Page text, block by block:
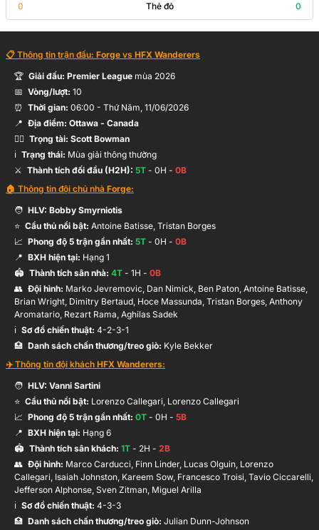
64’
B.Wright 58’
B.Wright 57’
M.Bourgeois
M.Jevremovic
46’
0 Thẻ đỏ 0
📋 Thông tin trận đấu: Forge vs HFX Wanderers
🏆 Giải đấu: Premier League mùa 2026
📅 Vòng/lượt: 10
⏰ Thời gian: 06:00 - Thứ Năm, 11/06/2026
📍 Địa điểm: Ottawa - Canada
🧑‍⚖️ Trọng tài: Scott Bowman
ℹ️ Trạng thái: Mùa giải thông thường
⚔️ Thành tích đối đầu (H2H): 5T - 0H - 0B
🏠 Thông tin đội chủ nhà Forge:
🧑 HLV: Bobby Smyrniotis
⭐ Cầu thủ nổi bật: Antoine Batisse, Tristan Borges
📈 Phong độ 5 trận gần nhất: 5T - 0H - 0B
📍 BXH hiện tại: Hạng 1
🏟️ Thành tích sân nhà: 4T - 1H - 0B
👥 Đội hình: Marko Jevremovic, Dan Nimick, Ben Paton, Antoine Batisse,
Brian Wright, Dimitry Bertaud, Hoce Massunda, Tristan Borges, Anthony
Aromatario, Rezart Rama, Aghilas Sadek
ℹ️️ Sơ đồ chiến thuật: 4-2-3-1
🏥 Danh sách chấn thương/treo giò: Kyle Bekker
✈️ Thông tin đội khách HFX Wanderers:
🧑 HLV: Vanni Sartini
⭐ Cầu thủ nổi bật: Lorenzo Callegari, Lorenzo Callegari
📈 Phong độ 5 trận gần nhất: 0T - 0H - 5B
📍 BXH hiện tại: Hạng 6
🏟️ Thành tích sân khách: 1T - 2H - 2B
👥 Đội hình: Marco Carducci, Finn Linder, Lucas Olguin, Lorenzo
Callegari, Isaiah Johnston, Kareem Sow, Francesco Troisi, Tavio Ciccarelli,
Jefferson Alphonse, Sven Zitman, Miguel Arilla
ℹ️️ Sơ đồ chiến thuật: 4-3-3
🏥 Danh sách chấn thương/treo giò: Julian Dunn-Johnson